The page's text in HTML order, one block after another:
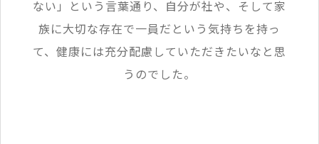
ない」という言葉通り、自分が社や、そして家
族に大切な存在で一員だという気持ちを持っ
て、健康には充分配慮していただきたいなと思
うのでした。